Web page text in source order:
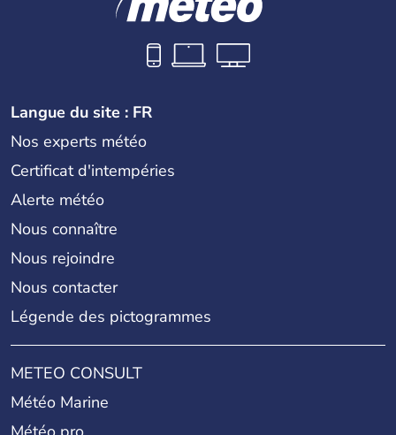
Langue du site : FR
Nos experts météo
Certificat d'intempéries
Alerte météo
Nous connaître
Nous rejoindre
Nous contacter
Légende des pictogrammes
METEO CONSULT
Météo Marine